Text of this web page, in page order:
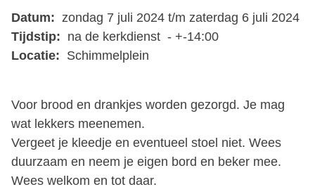
Datum: zondag 7 juli 2024 t/m zaterdag 6 juli 2024
Tijdstip: na de kerkdienst - +-14:00
Locatie: Schimmelplein
Voor brood en drankjes worden gezorgd. Je mag
wat lekkers meenemen.
Vergeet je kleedje en eventueel stoel niet. Wees
duurzaam en neem je eigen bord en beker mee.
Wees welkom en tot daar.